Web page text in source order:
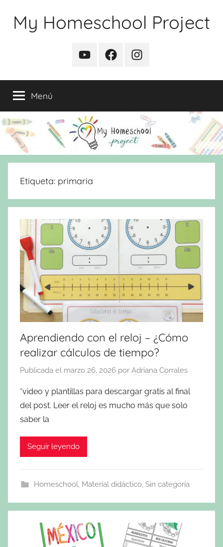
contenido
My Homeschool Project
YouTubeFacebookInstagram
Menú
Etiqueta: primaria
Aprendiendo con el reloj – ¿Cómo
realizar cálculos de tiempo?
Publicada el marzo 26, 2026 por Adriana Corrales
*video y plantillas para descargar gratis al final
del post. Leer el reloj es mucho más que solo
saber la
Seguir leyendo
Homeschool, Material didáctico, Sin categoría